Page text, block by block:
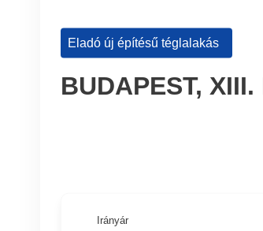
Eladó új építésű téglalakás
BUDAPEST,
Irányár